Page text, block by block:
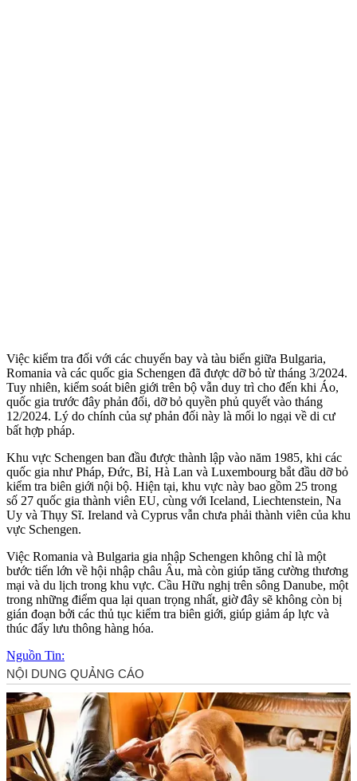
Việc kiểm tra đối với các chuyến bay và tàu biển giữa Bulgaria,
Romania và các quốc gia Schengen đã được dỡ bỏ từ tháng 3/2024.
Tuy nhiên, kiểm soát biên giới trên bộ vẫn duy trì cho đến khi Áo,
quốc gia trước đây phản đối, dỡ bỏ quyền phủ quyết vào tháng
12/2024. Lý do chính của sự phản đối này là mối lo ngại về di cư
bất hợp pháp.
Khu vực Schengen ban đầu được thành lập vào năm 1985, khi các
quốc gia như Pháp, Đức, Bỉ, Hà Lan và Luxembourg bắt đầu dỡ bỏ
kiểm tra biên giới nội bộ. Hiện tại, khu vực này bao gồm 25 trong
số 27 quốc gia thành viên EU, cùng với Iceland, Liechtenstein, Na
Uy và Thụy Sĩ. Ireland và Cyprus vẫn chưa phải thành viên của khu
vực Schengen.
Việc Romania và Bulgaria gia nhập Schengen không chỉ là một
bước tiến lớn về hội nhập châu Âu, mà còn giúp tăng cường thương
mại và du lịch trong khu vực. Cầu Hữu nghị trên sông Danube, một
trong những điểm qua lại quan trọng nhất, giờ đây sẽ không còn bị
gián đoạn bởi các thủ tục kiểm tra biên giới, giúp giảm áp lực và
thúc đẩy lưu thông hàng hóa.
Nguồn Tin: